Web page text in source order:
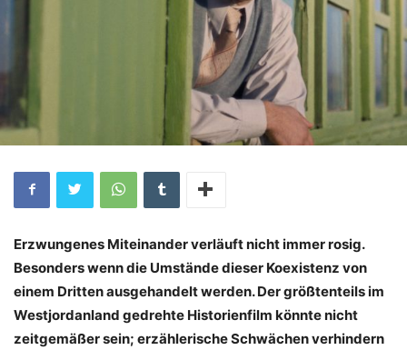
Erzwungenes Miteinander verläuft nicht immer rosig.
Besonders wenn die Umstände dieser Koexistenz von
einem Dritten ausgehandelt werden. Der größtenteils im
Westjordanland gedrehte Historienfilm könnte nicht
zeitgemäßer sein; erzählerische Schwächen verhindern